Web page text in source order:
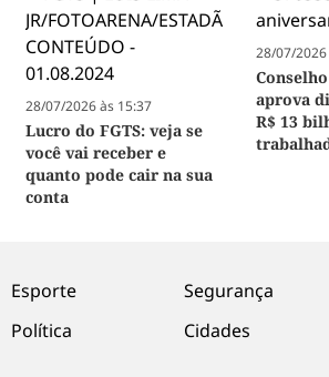
28/07/2026 às 15:37
Lucro do FGTS: veja se
você vai receber e
quanto pode cair na sua
conta
28/07/
aprova
R$ 13
Esporte
Política
Segurança
Cidades